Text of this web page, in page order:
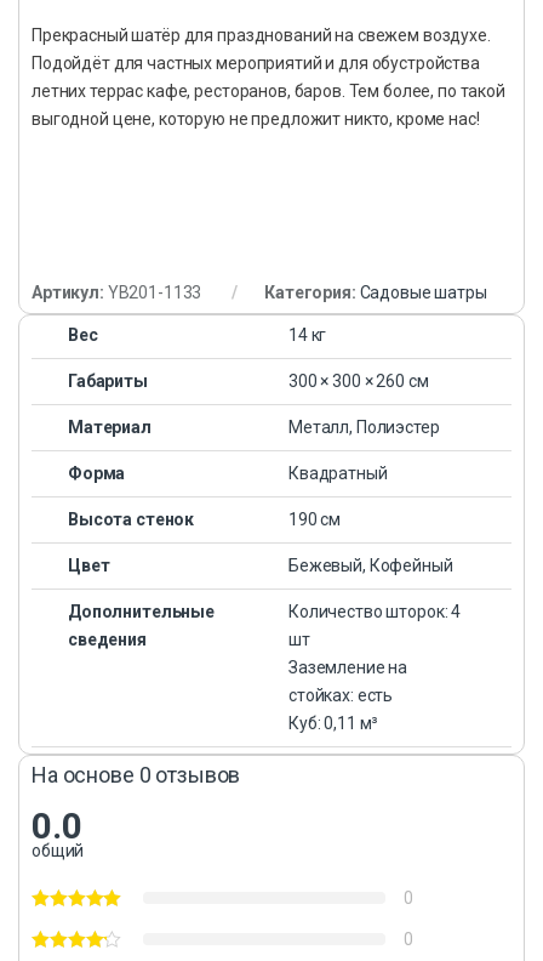
Прекрасный шатёр для празднований на свежем воздухе.
Подойдёт для частных мероприятий и для обустройства
летних террас кафе, ресторанов, баров. Тем более, по такой
выгодной цене, которую не предложит никто, кроме нас!
Артикул: YB201-1133 Категория: Садовые шатры
Вес 14 кг
Габариты 300 × 300 × 260 см
Материал Металл, Полиэстер
Форма Квадратный
Высота стенок 190 см
Цвет Бежевый, Кофейный
Дополнительные
сведения
Количество шторок: 4
шт
Заземление на
стойках: есть
Куб: 0,11 м³
На основе 0 отзывов
0.0
общий
0
0